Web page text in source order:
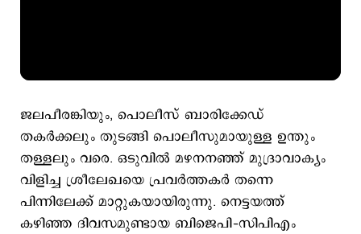
ജലപീരങ്കിയും, പൊലീസ് ബാരിക്കേഡ്
തകര്‍ക്കലും തുടങ്ങി പൊലീസുമായുള്ള ഉന്തും
തള്ളലും വരെ. ഒടുവില്‍ മഴനനഞ്ഞ് മുദ്രാവാക്യം
വിളിച്ച ശ്രീലേഖയെ പ്രവര്‍ത്തകര്‍ തന്നെ
പിന്നിലേക്ക് മാറ്റുകയായിരുന്നു. നെട്ടയത്ത്
കഴിഞ്ഞ ദിവസമുണ്ടായ ബിജെപി–സിപിഎം